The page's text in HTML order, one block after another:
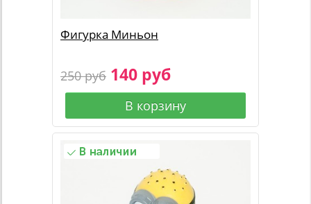
Фигурка Миньон
250 руб 140 руб
В корзину